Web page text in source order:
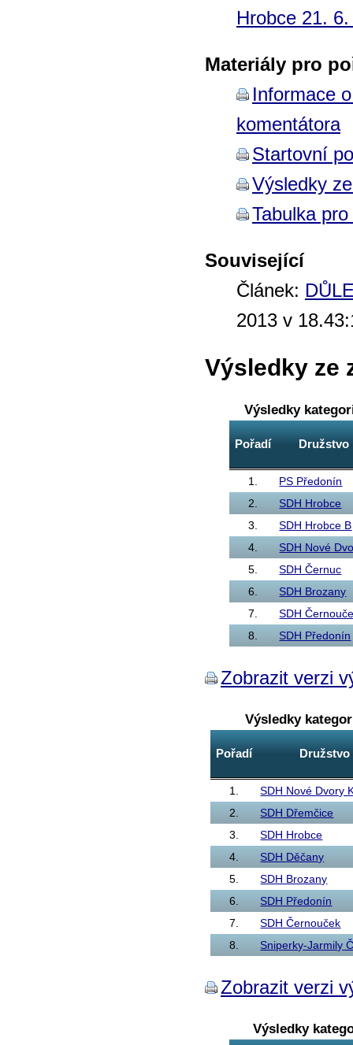
Hrobce 21.
Materiály pro
Informace
komentátora
Startovní
Výsledky
Tabulka
Související
Článek:
2013 v
Výsledky ze
Výsledky
Pořadí Družstvo
1.
PS Předonín
2.
SDH Hrobce
3.
SDH Hrobce B
4.
SDH Nové
5.
SDH Černuc
6.
SDH Brozany
7.
SDH
8.
SDH Předonín
Zobrazit verzi
Výsledky
Pořadí Družstvo
1.
SDH Nové Dvory
2.
SDH Dřemčice
3.
SDH Hrobce
4.
SDH Děčany
5.
SDH Brozany
6.
SDH Předonín
7.
SDH Černouček
8.
Sniperky-Jarmily
Zobrazit verzi
Výsledky